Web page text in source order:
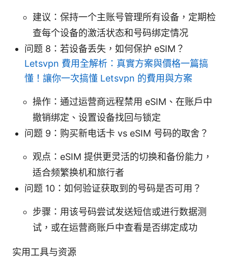
建议：保持一个主账号管理所有设备，定期检
查每个设备的激活状态和号码绑定情况
问题 8：若设备丢失，如何保护 eSIM？
Letsvpn 費用全解析：真實方案與價格一篇搞
懂！讓你一次搞懂 Letsvpn 的費用與方案
操作：通过运营商远程禁用 eSIM、在账户中
撤销绑定、设置设备找回与锁定
问题 9：购买新电话卡 vs eSIM 号码的取舍？
观点：eSIM 提供更灵活的切换和备份能力，
适合频繁换机和旅行者
问题 10：如何验证获取到的号码是否可用？
步骤：用该号码尝试发送短信或进行数据测
试，或在运营商账户中查看是否绑定成功
实用工具与资源